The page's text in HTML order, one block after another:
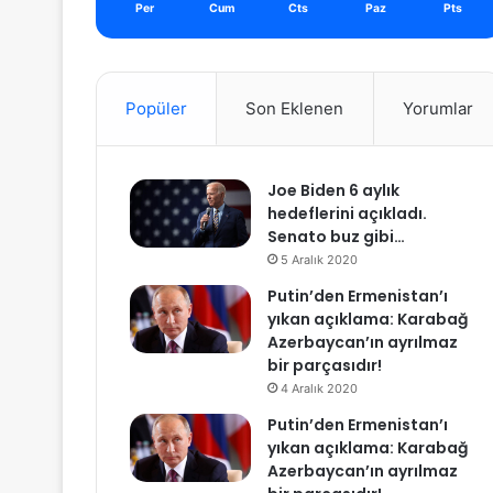
Per Cum Cts Paz Pts
Popüler Son Eklenen Yorumlar
Joe Biden 6 aylık
hedeflerini açıkladı.
Senato buz gibi…
5 Aralık 2020
Putin’den Ermenistan’ı
yıkan açıklama: Karabağ
Azerbaycan’ın ayrılmaz
bir parçasıdır!
4 Aralık 2020
Putin’den Ermenistan’ı
yıkan açıklama: Karabağ
Azerbaycan’ın ayrılmaz